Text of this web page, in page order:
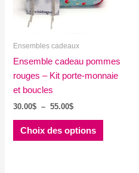
choisies
du
produit
Ensembles cadeaux
Ensemble cadeau pommes
rouges – Kit porte-monnaie
et boucles
30.00$ – 55.00$Plage
prix :
30.00$
Choix des options
Ce